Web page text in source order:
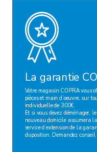
La garantie
Votre magasin COPRA vous
pièces et main d’oeuvre, sur
individuelle de 300€.
Et si vous devez déménager,
nouveau domicile assumera
service d’extension de la
disposition. Demandez